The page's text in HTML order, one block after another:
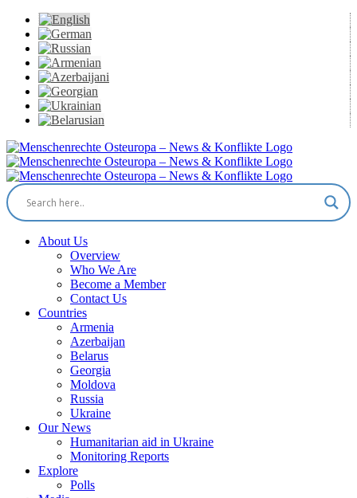
Skip
content
Facebook
X
YouTube
Instagram
Email
About Us
Overview
Who We Are
Become a Member
Contact Us
Countries
Armenia
Azerbaijan
Belarus
Georgia
Moldova
Russia
Ukraine
Our News
Humanitarian aid in Ukraine
Monitoring Reports
Explore
Polls